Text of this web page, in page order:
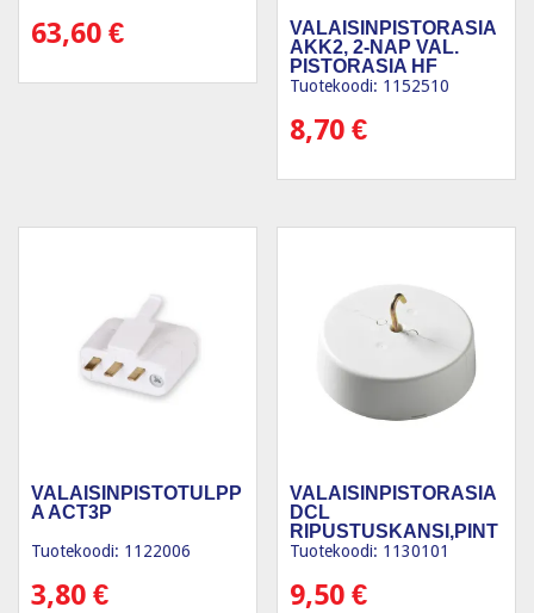
63,60 €
VALAISINPISTORASIA
AKK2, 2-NAP VAL.
PISTORASIA HF
Tuotekoodi: 1152510
8,70€
VALAISINPISTOTULPP
A ACT3P
Tuotekoodi: 1122006
3,80 €
VALAISINPISTORASIA
DCL
RIPUSTUSKANSI,PINT
A-AS. HF
Tuotekoodi: 1130101
9,50€